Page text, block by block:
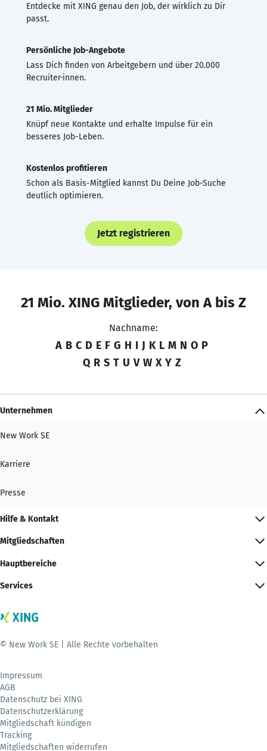
Entdecke mit XING genau den Job, der wirklich zu Dir
passt.
Persönliche Job-Angebote
Lass Dich finden von Arbeitgebern und über 20.000
Recruiter·innen.
21 Mio. Mitglieder
Knüpf neue Kontakte und erhalte Impulse für ein
besseres Job-Leben.
Kostenlos profitieren
Schon als Basis-Mitglied kannst Du Deine Job-Suche
deutlich optimieren.
Jetzt registrieren
21 Mio. XING Mitglieder, von A bis Z
Nachname:
A B C D E F G H I J K L M N O P
Q R S T U V W X Y Z
Unternehmen
New Work SE
Karriere
Presse
Hilfe & Kontakt
Mitgliedschaften
Hauptbereiche
Services
© New Work SE | Alle Rechte vorbehalten
Impressum
AGB
Datenschutz bei XING
Datenschutzerklärung
Mitgliedschaft kündigen
Tracking
Mitgliedschaften widerrufen